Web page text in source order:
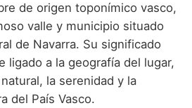
de origen toponímico vasco,
valle y municipio situado
de Navarra. Su significado
ligado a la geografía del lugar,
la serenidad y la
del País Vasco.